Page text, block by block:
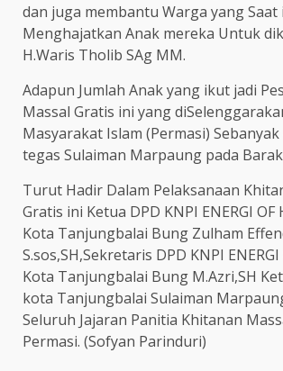
dan juga membantu Warga yang Saat
Menghajatkan Anak mereka Untuk
H.Waris Tholib SAg MM.
Adapun Jumlah Anak yang ikut jadi
Massal Gratis ini yang
Masyarakat Islam (Permasi)
tegas Sulaiman Marpaung pada
Turut Hadir Dalam Pelaksanaan
Gratis ini Ketua DPD KNPI ENERGI OF
Kota Tanjungbalai Bung Zulham
S.sos,SH,Sekretaris DPD KNPI
Kota Tanjungbalai Bung M.Azri,SH
kota Tanjungbalai Sulaiman
Seluruh Jajaran Panitia Khitanan
Permasi. (Sofyan Parinduri)